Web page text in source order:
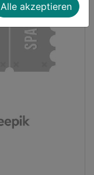
Alle akzeptieren